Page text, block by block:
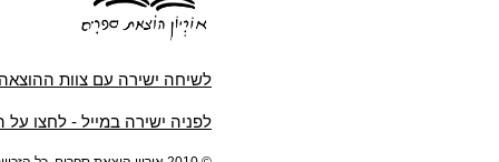
לשיחה ישירה עם צוות
לפניה ישירה במייל - לחצו על